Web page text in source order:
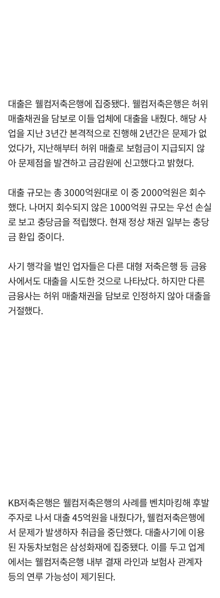
대출은 웰컴저축은행에 집중됐다. 웰컴저축은행은 허위
매출채권을 담보로 이들 업체에 대출을 내줬다. 해당 사
업을 지난 3년간 본격적으로 진행해 2년간은 문제가 없
었다가, 지난해부터 허위 매출로 보험금이 지급되지 않
아 문제점을 발견하고 금감원에 신고했다고 밝혔다.
대출 규모는 총 3000억원대로 이 중 2000억원은 회수
했다. 나머지 회수되지 않은 1000억원 규모는 우선 손실
로 보고 충당금을 적립했다. 현재 정상 채권 일부는 충당
금 환입 중이다.
사기 행각을 벌인 업자들은 다른 대형 저축은행 등 금융
사에서도 대출을 시도한 것으로 나타났다. 하지만 다른
금융사는 허위 매출채권을 담보로 인정하지 않아 대출을
거절했다.
KB저축은행은 웰컴저축은행의 사례를 벤치마킹해 후발
주자로 나서 대출 45억원을 내줬다가, 웰컴저축은행에
서 문제가 발생하자 취급을 중단했다. 대출사기에 이용
된 자동차보험은 삼성화재에 집중됐다. 이를 두고 업계
에서는 웰컴저축은행 내부 결재 라인과 보험사 관계자
등의 연루 가능성이 제기된다.